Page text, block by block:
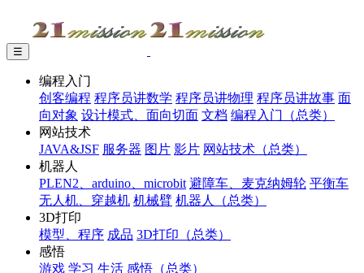
☰
编程入门
创客编程 程序员讲数学 程序员讲物理 程序员讲故事 面
向对象 设计模式、面向切面 文档 编程入门（总类）
网站技术
JAVA&JSF 服务器 图片 影片 网站技术（总类）
机器人
PLEN2、arduino、microbit 避障车、麦克纳姆轮 平衡车
无人机、穿越机 机械臂 机器人（总类）
3D打印
模型、程序 成品 3D打印（总类）
感悟
游戏 学习 生活 感悟（总类）